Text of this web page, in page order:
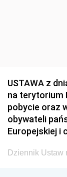
USTAWA z
na terytorium
pobycie oraz
obywateli
Europejskiej i
Dziennik Ustaw